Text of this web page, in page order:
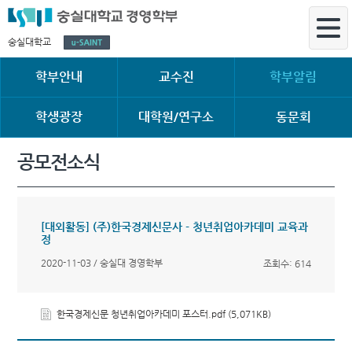
숭실대학교
학부안내 교수진 학부알림
학생광장 대학원/연구소 동문회
공모전소식
[대외활동] (주)한국경제신문사 - 청년취업아카데미 교육과
정
2020-11-03 / 숭실대 경영학부 조회수: 614
한국경제신문 청년취업아카데미 포스터.pdf (5,071KB)